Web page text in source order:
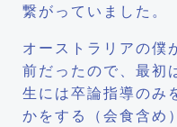
繋がっていました。
オーストラリアの僕
前だったので、最初
生には卒論指導のみ
かをする（会食含め